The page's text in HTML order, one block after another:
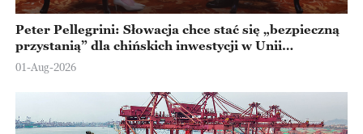
Peter Pellegrini: Słowacja chce stać się „bezpieczną
przystanią” dla chińskich inwestycji w Unii
Europejskiej
01-Aug-2026